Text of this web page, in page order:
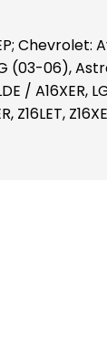
Chevrolet:
G (03-